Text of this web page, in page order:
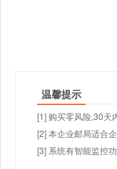
温馨提示
[1] 购买零风险,30天
[2] 本企业邮局适合
[3] 系统有智能监控